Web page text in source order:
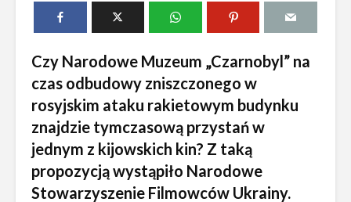
Czy Narodowe Muzeum „Czarnobyl” na
czas odbudowy zniszczonego w
rosyjskim ataku rakietowym budynku
znajdzie tymczasową przystań w
jednym z kijowskich kin? Z taką
propozycją wystąpiło Narodowe
Stowarzyszenie Filmowców Ukrainy.